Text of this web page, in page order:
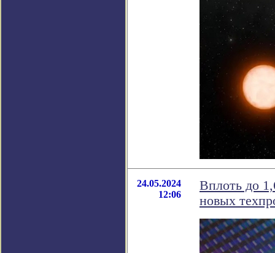
24.05.2024
12:06
Вплоть до
новых